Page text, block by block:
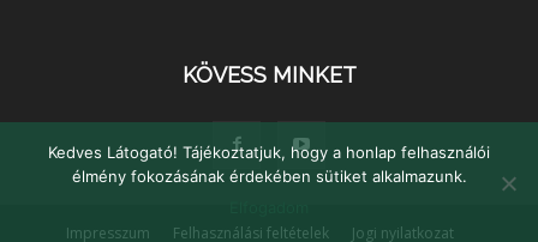
KÖVESS MINKET
Impresszum Felhasználási feltételek Jogi nyilatkozat
Kedves Látogató! Tájékoztatjuk, hogy a honlap felhasználói
élmény fokozásának érdekében sütiket alkalmazunk.